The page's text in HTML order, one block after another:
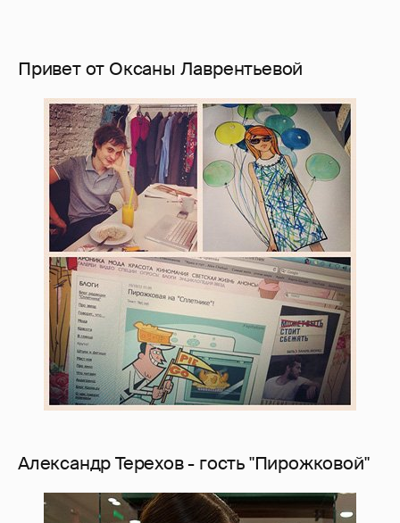
Привет от Оксаны Лаврентьевой
Александр Терехов - гость "Пирожковой"